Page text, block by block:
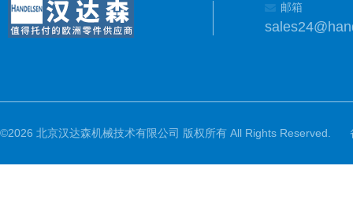
邮箱
©2026 北京汉达森机械技术有限公司 版权所有 All Rights Reserved.